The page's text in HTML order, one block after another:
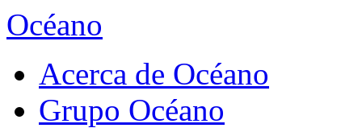
Océano
Acerca de Océano
Grupo Océano